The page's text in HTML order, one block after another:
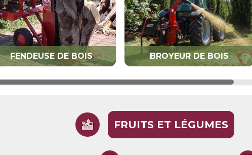
FENDEUSE DE BOIS BROYEUR DE BOIS
FRUITS ET LÉGUMES